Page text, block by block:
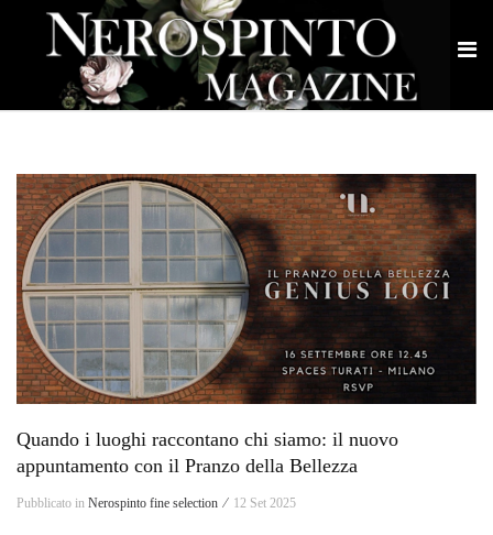
Quando i luoghi raccontano chi siamo: il nuovo
appuntamento con il Pranzo della Bellezza
Pubblicato in Nerospinto fine selection ⁄ 12 Set 2025